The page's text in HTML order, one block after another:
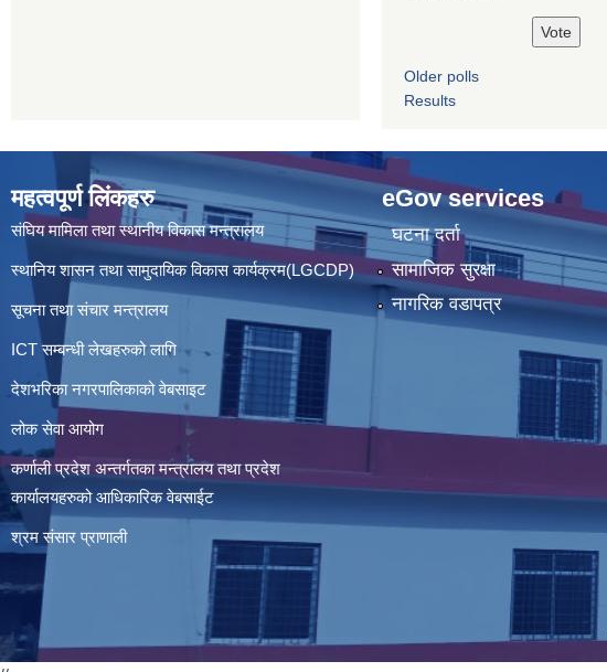
Older polls
Results
महत्वपूर्ण लिंकहरु
संघिय मामिला तथा स्थानीय विकास मन्त्रालय
स्थानिय शासन तथा सामुदायिक विकास कार्यक्रम(LGCDP)
सूचना तथा संचार मन्त्रालय
ICT सम्बन्धी लेखहरुको लागि
देशभरिका नगरपालिकाको वेबसाइट
लोक सेवा आयोग
कर्णाली प्रदेश अन्तर्गतका मन्त्रालय तथा प्रदेश
कार्यालयहरुको आधिकारिक वेबसाईट
श्रम संसार प्राणाली
eGov services
घटना दर्ता
सामाजिक सुरक्षा
नागरिक वडापत्र